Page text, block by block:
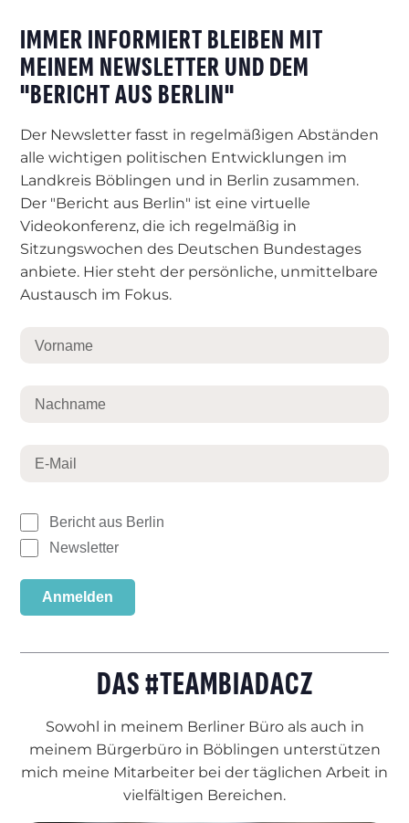
IMMER INFORMIERT BLEIBEN MIT
MEINEM NEWSLETTER UND DEM
"BERICHT AUS BERLIN"
Der Newsletter fasst in regelmäßigen Abständen
alle wichtigen politischen Entwicklungen im
Landkreis Böblingen und in Berlin zusammen.
Der "Bericht aus Berlin" ist eine virtuelle
Videokonferenz, die ich regelmäßig in
Sitzungswochen des Deutschen Bundestages
anbiete. Hier steht der persönliche, unmittelbare
Austausch im Fokus.
Bericht aus Berlin
Newsletter
Anmelden
DAS #TEAMBIADACZ
Sowohl in meinem Berliner Büro als auch in
meinem Bürgerbüro in Böblingen unterstützen
mich meine Mitarbeiter bei der täglichen Arbeit in
vielfältigen Bereichen.